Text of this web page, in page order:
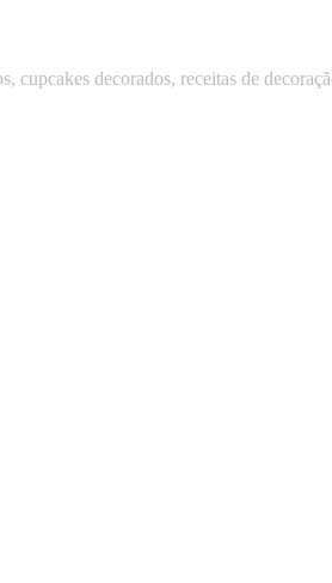
cupcakes decorados, receitas de